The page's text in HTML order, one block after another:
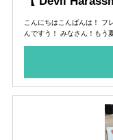
こんにちはこんばんは！ フ
んですう！ みなさん！もう